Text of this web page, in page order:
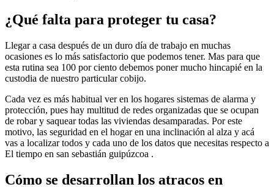
¿Qué falta para proteger tu casa?
Llegar a casa después de un duro día de trabajo en muchas
ocasiones es lo más satisfactorio que podemos tener. Mas para que
esta rutina sea 100 por ciento debemos poner mucho hincapié en la
custodia de nuestro particular cobijo.
Cada vez es más habitual ver en los hogares sistemas de alarma y
protección, pues hay multitud de redes organizadas que se ocupan
de robar y saquear todas las viviendas desamparadas. Por este
motivo, las seguridad en el hogar en una inclinación al alza y acá
vas a localizar todos y cada uno de los datos que necesitas respecto a
El tiempo en san sebastián guipúzcoa .
Cómo se desarrollan los atracos en